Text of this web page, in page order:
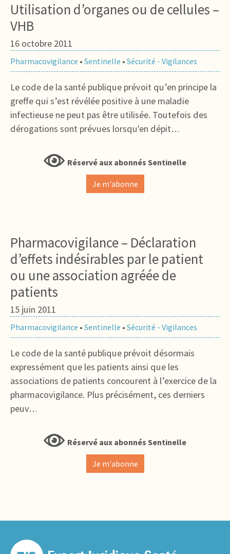
Utilisation d’organes ou de cellules –
VHB
16 octobre 2011
Pharmacovigilance • Sentinelle • Sécurité - Vigilances
Le code de la santé publique prévoit qu’en principe la
greffe qui s’est révélée positive à une maladie
infectieuse ne peut pas être utilisée. Toutefois des
dérogations sont prévues lorsqu'en dépit…
Réservé aux abonnés Sentinelle
Je m'abonne
Pharmacovigilance – Déclaration
d’effets indésirables par le patient
ou une association agréée de
patients
15 juin 2011
Pharmacovigilance • Sentinelle • Sécurité - Vigilances
Le code de la santé publique prévoit désormais
expressément que les patients ainsi que les
associations de patients concourent à l’exercice de la
pharmacovigilance. Plus précisément, ces derniers
peuv…
Réservé aux abonnés Sentinelle
Je m'abonne